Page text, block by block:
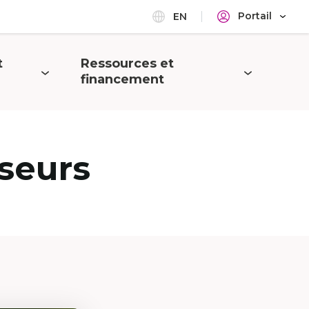
EN Portail
Ouvrir
Ressources et
financement